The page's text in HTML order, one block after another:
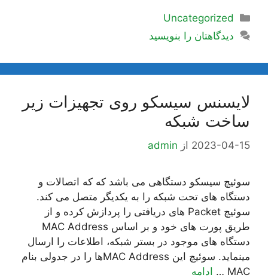
دسته‌ها
Uncategorized
دیدگاهتان را بنویسید
لایسنس سیسکو روی تجهیزات زیر
ساخت شبکه
2023-04-15 از admin
سوئیچ سیسکو دستگاهی می باشد که که اتصالات و
دستگاه های تحت شبکه را به یکدیگر متصل می کند.
سوئیچ Packet های دریافتی را پردازش کرده و از
طریق پورت های خود و بر اساس MAC Address
دستگاه های موجود در بستر شبکه، اطلاعات را ارسال
مینماید. سوئیچ این MAC Addressها را در جدولی بنام
MAC …
ادامه